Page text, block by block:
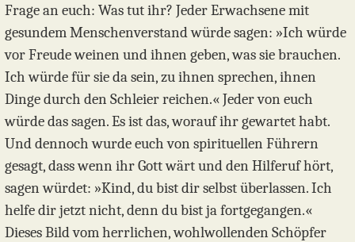
Frage an euch: Was tut ihr? Jeder Erwachsene mit
gesundem Menschenverstand würde sagen: »Ich würde
vor Freude weinen und ihnen geben, was sie brauchen.
Ich würde für sie da sein, zu ihnen sprechen, ihnen
Dinge durch den Schleier reichen.« Jeder von euch
würde das sagen. Es ist das, worauf ihr gewartet habt.
Und dennoch wurde euch von spirituellen Führern
gesagt, dass wenn ihr Gott wärt und den Hilferuf hört,
sagen würdet: »Kind, du bist dir selbst überlassen. Ich
helfe dir jetzt nicht, denn du bist ja fortgegangen.«
Dieses Bild vom herrlichen, wohlwollenden Schöpfer